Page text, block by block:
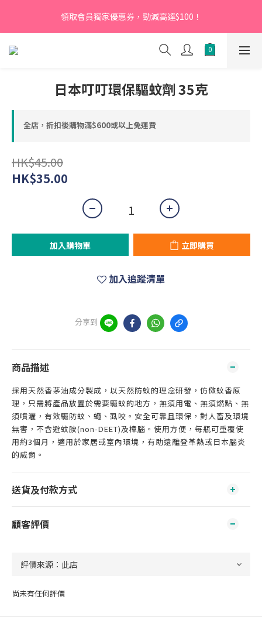
【新會員】即日起至2026月12月31日，首次下單輸入優惠碼
「NEW95」即可享95折
領取會員獨家優惠券，勁減高達$100！
【新會員】即日起至2026月12月31日，首次下單輸入優惠碼
「NEW95」即可享95折
日本叮叮環保驅蚊劑 35克
全店，折扣後購物滿$600或以上免運費
HK$45.00
HK$35.00
加入購物車 立即購買
加入追蹤清單
分享到
商品描述
採用天然香茅油成分製成，以天然防蚊的理念研發，仿傚蚊香原
理，只需將產品放置於需要驅蚊的地方，無須用電、無須燃點、無
須噴灑，有效驅防蚊、蠅、虱咬。安全可靠且環保，對人畜及環境
無害，不含避蚊胺(non-DEET)及樟腦。使用方便，每瓶可重覆使
用約3個月，適用於家居或室內環境，有助遠離登革熱或日本腦炎
的威脅。
送貨及付款方式
顧客評價
尚未有任何評價